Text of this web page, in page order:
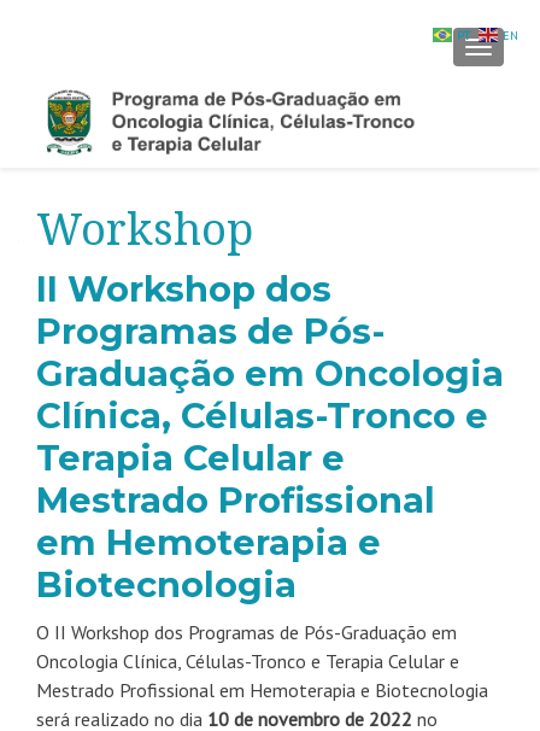
Workshop
II Workshop dos
Programas de Pós-
Graduação em Oncologia
Clínica, Células-Tronco e
Terapia Celular e
Mestrado Profissional
em Hemoterapia e
Biotecnologia
O II Workshop dos Programas de Pós-Graduação em
Oncologia Clínica, Células-Tronco e Terapia Celular e
Mestrado Profissional em Hemoterapia e Biotecnologia
será realizado no dia 10 de novembro de 2022 no
PT EN